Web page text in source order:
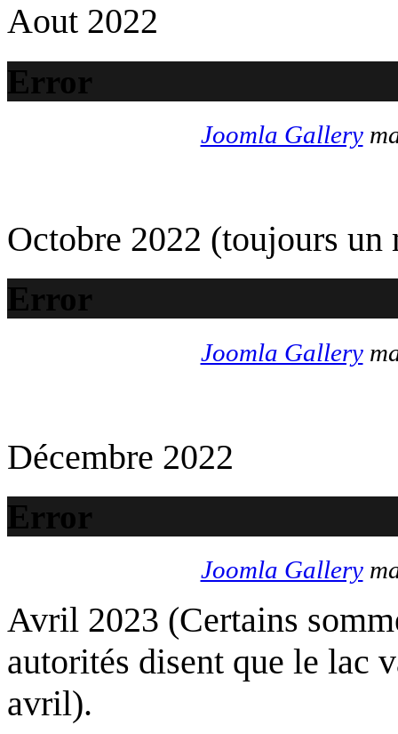
Aout 2022
Error
Joomla Gallery
Octobre 2022 (toujours un
Error
Joomla Gallery
Décembre 2022
Error
Joomla Gallery
Avril 2023 (Certains
autorités disent que le lac
avril).